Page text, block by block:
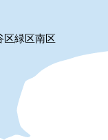
区緑区南区